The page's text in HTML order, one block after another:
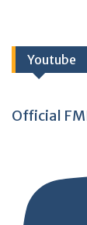
Youtube
Official